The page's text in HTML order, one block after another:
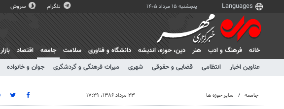
پنجشنبه ۱۵ مرداد ۱۴۰۵ تلگرام سروش
خانه فرهنگ و ادب هنر دين، حوزه، انديشه دانشگاه و فناوری سلامت
جامعه
عناوین اخبار
انتظامی قضایی و حقوقی شهری میراث فرهنگی و گردشگری جوان و خانواده
اقتصاد بازار
جامعه سایر حوزه ها ۲۳ مرداد ۱۳۸۶، ۱۷:۲۹